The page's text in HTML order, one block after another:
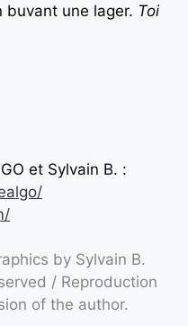
buvant une lager. Toi
et Sylvain B. :
by Sylvain B.
/ Reproduction
of the author.